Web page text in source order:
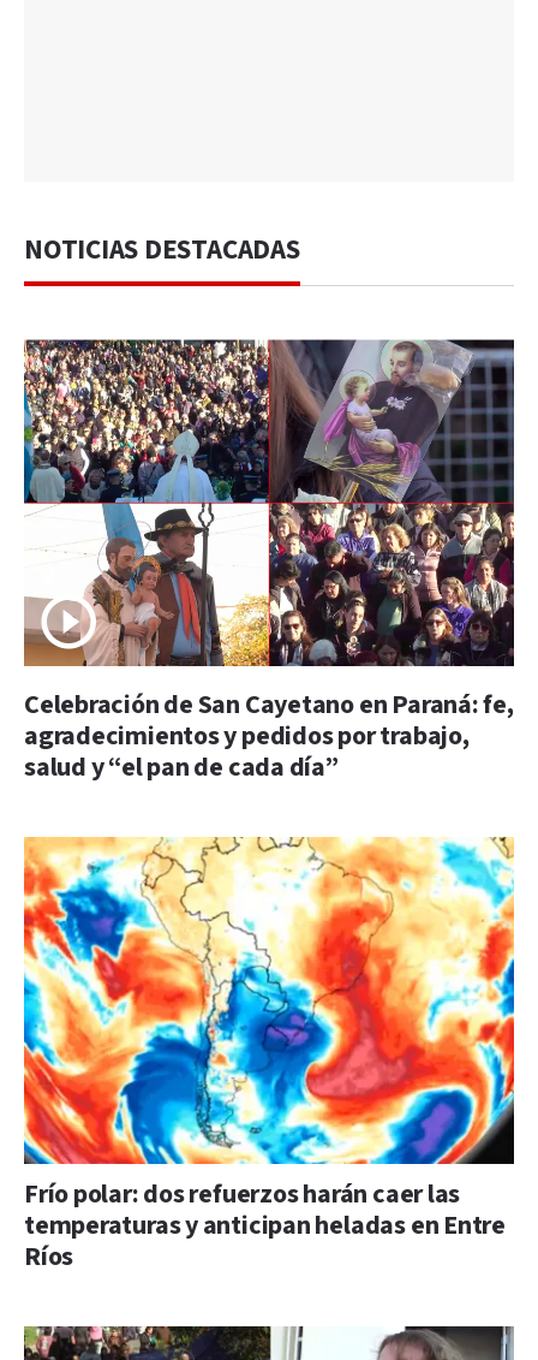
NOTICIAS DESTACADAS
Celebración de San Cayetano en Paraná: fe,
agradecimientos y pedidos por trabajo,
salud y “el pan de cada día”
Frío polar: dos refuerzos harán caer las
temperaturas y anticipan heladas en Entre
Ríos